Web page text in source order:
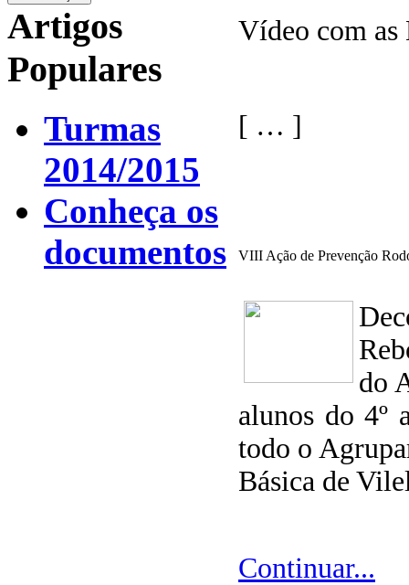
Vídeo com as
[ … ]
VIII Ação de Prevenção
do
alunos do 4º
todo o
Básica de
Continuar...
Artigos
Populares
Turmas
2014/2015
Conheça os
documentos